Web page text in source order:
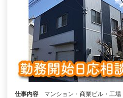
仕事内容
マンション・商業ビル・工